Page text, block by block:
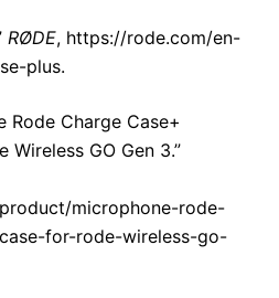
RØDE, https://rode.com/en-
plus.
Rode Charge Case+
Wireless GO Gen 3.”
microphone-rode-
for-rode-wireless-go-